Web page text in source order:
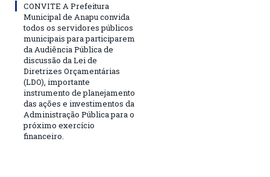
CONVITE A Prefeitura
Municipal de Anapu convida
todos os servidores públicos
municipais para participarem
da Audiência Pública de
discussão da Lei de
Diretrizes Orçamentárias
(LDO), importante
instrumento de planejamento
das ações e investimentos da
Administração Pública para o
próximo exercício
financeiro.